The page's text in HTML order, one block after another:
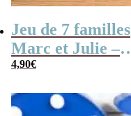
Jeu de 7 familles
Marc et Julie –
Les meilleures
4,90€